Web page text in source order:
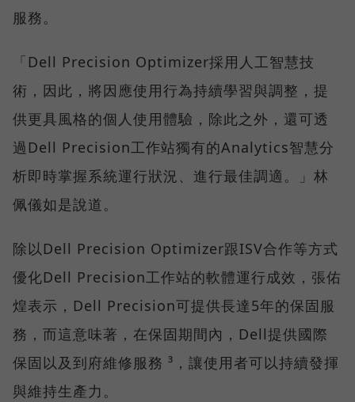
服務。
「Dell Precision Optimizer採用人工智慧技
術，因此，將因應使用行為持續學習與調整，提
供更具風格的個人使用體驗，除此之外，還可透
過Dell Precision工作站獨有的Analytics智慧分
析即時掌握系統運行狀況、進行最佳調適。」林
佩儀如是說道。
除以Dell Precision Optimizer跟ISV合作等方式
優化Dell Precision工作站的軟體運行成效，張佑
煌表示，Dell Precision可提供長達5年的保固服
務，而這意味著，在保固期間內，Dell提供國際
保固以及到府維修服務 ³，讓使用者可以持續發揮
與維持生產力。